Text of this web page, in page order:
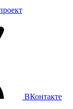
ВКонтакте